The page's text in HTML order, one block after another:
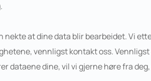
nekte at dine data blir bearbeidet. Vi
vennligst kontakt oss.
dataene dine, vil vi gjerne høre fra